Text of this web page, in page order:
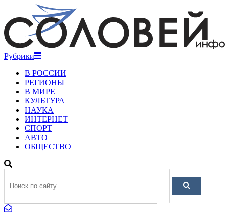
Рубрики
В РОССИИ
РЕГИОНЫ
В МИРЕ
КУЛЬТУРА
НАУКА
ИНТЕРНЕТ
СПОРТ
АВТО
ОБЩЕСТВО